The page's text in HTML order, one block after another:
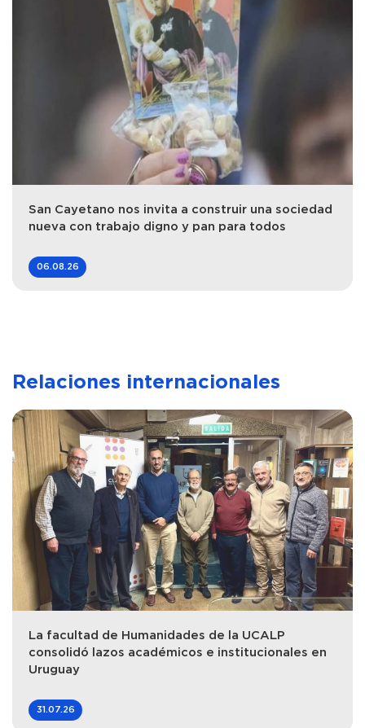
San Cayetano nos invita a construir una sociedad
nueva con trabajo digno y pan para todos
06.08.26
Relaciones internacionales
La facultad de Humanidades de la UCALP
consolidó lazos académicos e institucionales en
Uruguay
31.07.26